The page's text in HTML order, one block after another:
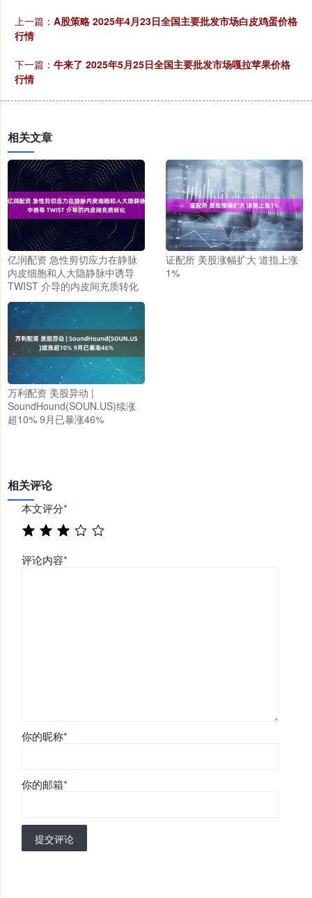
上一篇： A股策略 2025年4月23日全国主要批发市场白皮鸡蛋价格
行情
下一篇： 牛来了 2025年5月25日全国主要批发市场嘎拉苹果价格
行情
相关文章
亿润配资 急性剪切应力在静脉
内皮细胞和人大隐静脉中诱导
TWIST 介导的内皮间充质转化
证配所 美股涨幅扩大 道指上涨
1%
万利配资 美股异动 |
SoundHound(SOUN.US)续涨
超10% 9月已暴涨46%
相关评论
本文评分*
评论内容*
你的昵称*
你的邮箱*
提交评论